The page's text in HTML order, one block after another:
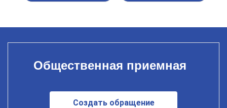
Общественная приемная
Создать обращение